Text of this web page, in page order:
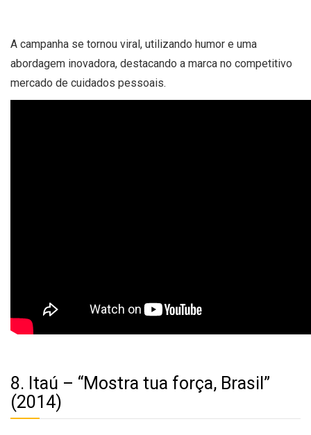
A campanha se tornou viral, utilizando humor e uma
abordagem inovadora, destacando a marca no competitivo
mercado de cuidados pessoais.
8. Itaú – “Mostra tua força, Brasil”
(2014)